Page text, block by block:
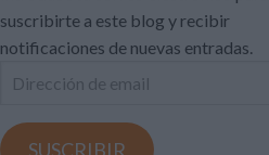
suscribirte a este blog y recibir
notificaciones de nuevas entradas.
Dirección
email
SUSCRIBIR